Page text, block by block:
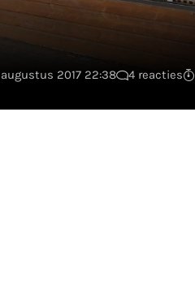
2017 22:38 4 reacties